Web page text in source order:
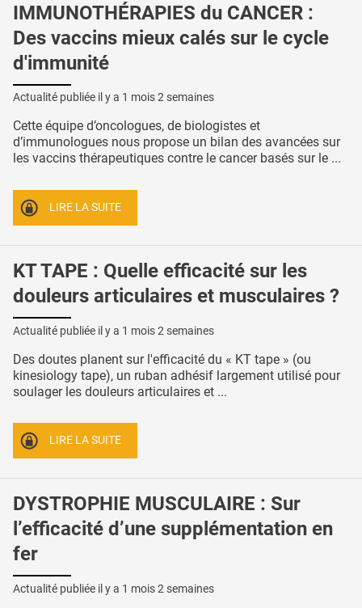
IMMUNOTHÉRAPIES du CANCER :
Des vaccins mieux calés sur le cycle
d'immunité
Actualité publiée il y a 1 mois 2 semaines
Cette équipe d’oncologues, de biologistes et
d’immunologues nous propose un bilan des avancées sur
les vaccins thérapeutiques contre le cancer basés sur le ...
LIRE LA SUITE
KT TAPE : Quelle efficacité sur les
douleurs articulaires et musculaires ?
Actualité publiée il y a 1 mois 2 semaines
Des doutes planent sur l'efficacité du « KT tape » (ou
kinesiology tape), un ruban adhésif largement utilisé pour
soulager les douleurs articulaires et ...
LIRE LA SUITE
DYSTROPHIE MUSCULAIRE : Sur
l’efficacité d’une supplémentation en
fer
Actualité publiée il y a 1 mois 2 semaines